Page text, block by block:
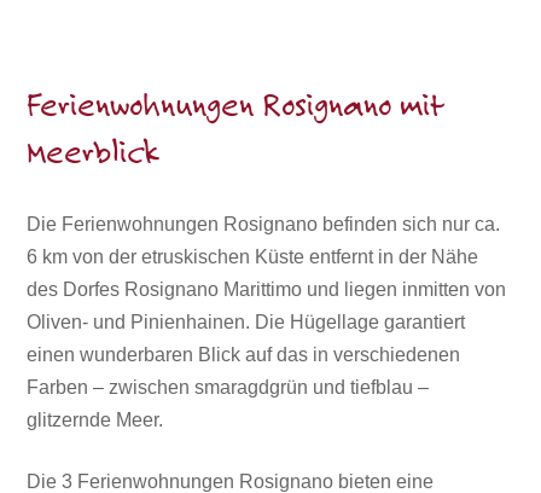
Ferienwohnungen Rosignano mit
Meerblick
Die Ferienwohnungen Rosignano befinden sich nur ca.
6 km von der etruskischen Küste entfernt in der Nähe
des Dorfes Rosignano Marittimo und liegen inmitten von
Oliven- und Pinienhainen. Die Hügellage garantiert
einen wunderbaren Blick auf das in verschiedenen
Farben – zwischen smaragdgrün und tiefblau –
glitzernde Meer.
Die 3 Ferienwohnungen Rosignano bieten eine